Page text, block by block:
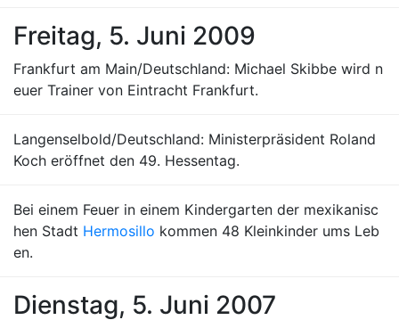
Freitag, 5. Juni 2009
Frankfurt am Main/Deutschland: Michael Skibbe wird n
euer Trainer von Eintracht Frankfurt.
Langenselbold/Deutschland: Ministerpräsident Roland
Koch eröffnet den 49. Hessentag.
Bei einem Feuer in einem Kindergarten der mexikanisc
hen Stadt Hermosillo kommen 48 Kleinkinder ums Leb
en.
Dienstag, 5. Juni 2007